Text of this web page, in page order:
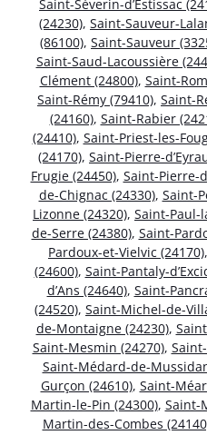
Saint-Séverin-d’Estissac
(24230), Saint-Sauveur-
(86100), Saint-Sauveur
Saint-Saud-Lacoussière
Clément (24800), Saint-
Saint-Rémy (79410), Saint-
(24160), Saint-Rabier
(24410), Saint-Priest-les-
(24170), Saint-Pierre-
Frugie (24450), Saint-Pierre-
de-Chignac (24330), Saint-
Lizonne (24320), Saint-Paul-
de-Serre (24380), Saint-
Pardoux-et-Vielvic (24170),
(24600), Saint-Pantaly-
d’Ans (24640), Saint-
(24520), Saint-Michel-de-
de-Montaigne (24230),
Saint-Mesmin (24270),
Saint-Médard-de-
Gurçon (24610), Saint-
Martin-le-Pin (24300), Saint-
Martin-des-Combes